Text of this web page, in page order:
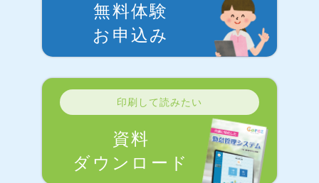
無料体験
お申込み
印刷して読みたい
資料
ダウンロード